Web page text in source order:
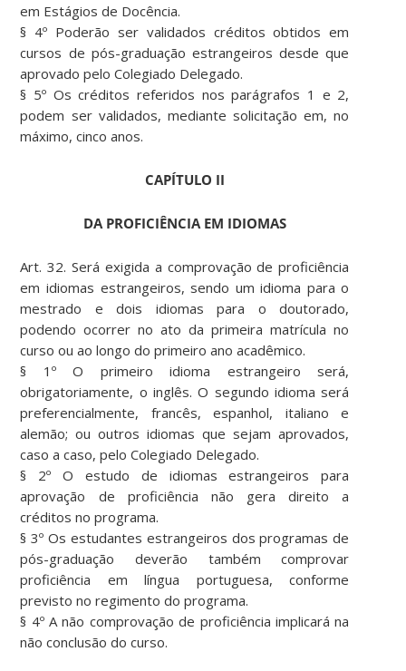
em Estágios de Docência.
§ 4º Poderão ser validados créditos obtidos em
cursos de pós-graduação estrangeiros desde que
aprovado pelo Colegiado Delegado.
§ 5º Os créditos referidos nos parágrafos 1 e 2,
podem ser validados, mediante solicitação em, no
máximo, cinco anos.
CAPÍTULO II
DA PROFICIÊNCIA EM IDIOMAS
Art. 32. Será exigida a comprovação de proficiência
em idiomas estrangeiros, sendo um idioma para o
mestrado e dois idiomas para o doutorado,
podendo ocorrer no ato da primeira matrícula no
curso ou ao longo do primeiro ano acadêmico.
§ 1º O primeiro idioma estrangeiro será,
obrigatoriamente, o inglês. O segundo idioma será
preferencialmente, francês, espanhol, italiano e
alemão; ou outros idiomas que sejam aprovados,
caso a caso, pelo Colegiado Delegado.
§ 2º O estudo de idiomas estrangeiros para
aprovação de proficiência não gera direito a
créditos no programa.
§ 3º Os estudantes estrangeiros dos programas de
pós-graduação deverão também comprovar
proficiência em língua portuguesa, conforme
previsto no regimento do programa.
§ 4º A não comprovação de proficiência implicará na
não conclusão do curso.